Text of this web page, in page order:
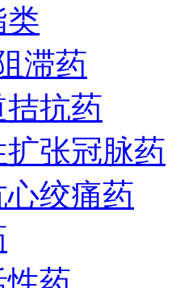
类
滞药
抗药
张冠脉药
绞痛药